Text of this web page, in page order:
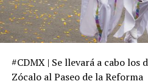
#CDMX | Se llevará a cabo los
Zócalo al Paseo de la Reforma